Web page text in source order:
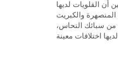
القلويات لديها
والكبريت
من سبائك النحاس،